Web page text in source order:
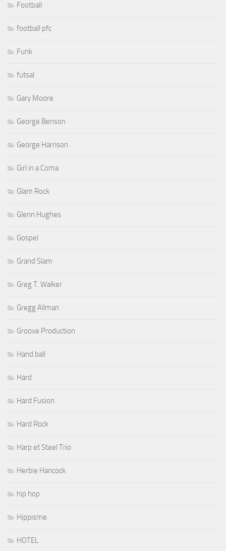
Football
football pfc
Funk
futsal
Gary Moore
George Benson
George Harrison
Girl in a Coma
Glam Rock
Glenn Hughes
Gospel
Grand Slam
Greg T. Walker
Gregg Allman
Groove Production
Hand ball
Hard
Hard Fusion
Hard Rock
Harp et Steel Trio
Herbie Hancock
hip hop
Hippisme
HOTEL